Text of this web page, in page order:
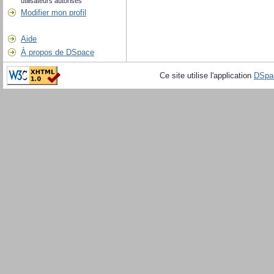
Modifier mon profil
Aide
À propos de DSpace
Ce site utilise l'application